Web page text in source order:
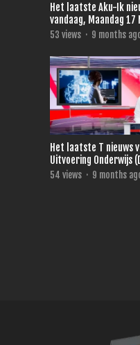
Het laatste Aku-Ik
vandaag, Maandag 17
2025.
53 views · 9 months
Het laatste T nieuws
Uitvoering Onderwijs
vandaag, Vrijdag 14
54 views · 9 months